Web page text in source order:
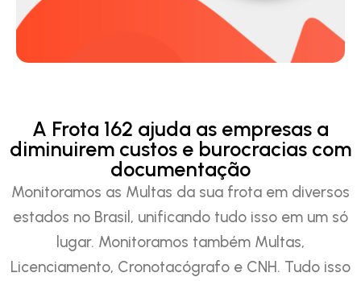
A Frota 162 ajuda as empresas a
diminuirem custos e burocracias com
documentação
Monitoramos as Multas da sua frota em diversos
estados no Brasil, unificando tudo isso em um só
lugar. Monitoramos também Multas,
Licenciamento, Cronotacógrafo e CNH. Tudo isso